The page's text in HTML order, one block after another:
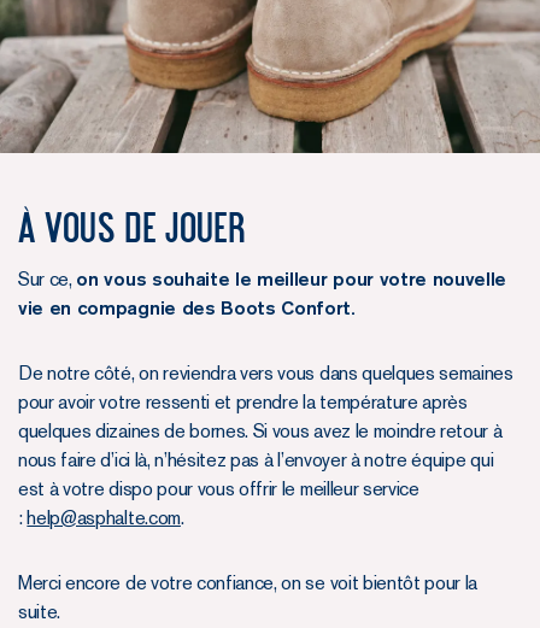
À vous de jouer
Sur ce, on vous souhaite le meilleur pour votre nouvelle
vie en compagnie des Boots Confort.
De notre côté, on reviendra vers vous dans quelques semaines
pour avoir votre ressenti et prendre la température après
quelques dizaines de bornes. Si vous avez le moindre retour à
nous faire d’ici là, n’hésitez pas à l’envoyer à notre équipe qui
est à votre dispo pour vous offrir le meilleur service
: help@asphalte.com.
Merci encore de votre confiance, on se voit bientôt pour la
suite.